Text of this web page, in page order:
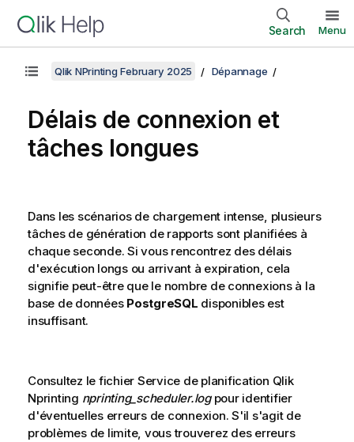
Search Menu
Qlik NPrinting February 2025 Dépannage
Délais de connexion et
tâches longues
Dans les scénarios de chargement intense, plusieurs
tâches de génération de rapports sont planifiées à
chaque seconde. Si vous rencontrez des délais
d'exécution longs ou arrivant à expiration, cela
signifie peut-être que le nombre de connexions à la
base de données PostgreSQL disponibles est
insuffisant.
Consultez le fichier Service de planification Qlik
Nprinting nprinting_scheduler.logpour identifier
d'éventuelles erreurs de connexion. S'il s'agit de
problèmes de limite, vous trouverez des erreurs